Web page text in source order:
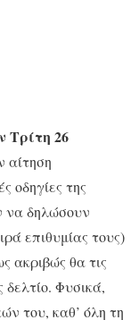
Τρίτη 26
αίτηση
οδηγίες της
να δηλώσουν
επιθυμίας τους)
ακριβώς θα τις
Φυσικά,
του, καθ’ όλη τη